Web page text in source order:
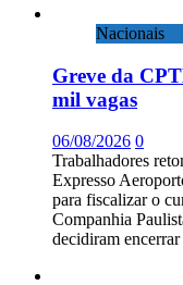
Nacionais
Greve da
mil vagas
06/08/2026 0
Trabalhadores
Expresso
para fiscalizar o
Companhia
decidiram encerrar